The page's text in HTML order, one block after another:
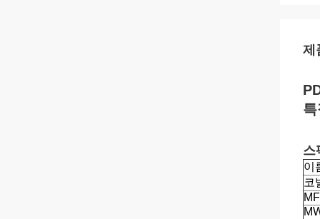
제
스
이
코
MF